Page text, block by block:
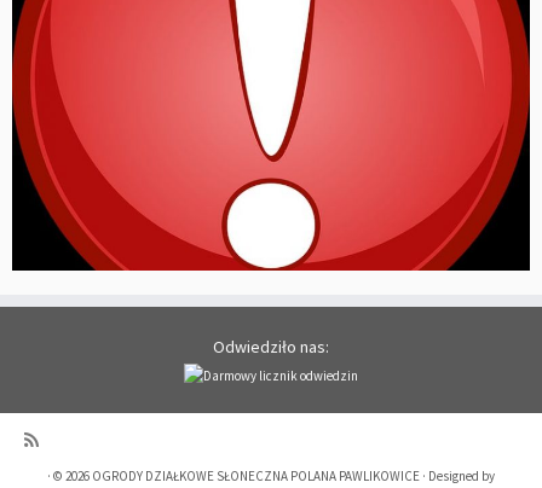
Odwiedziło nas:
· © 2026 OGRODY DZIAŁKOWE SŁONECZNA POLANA PAWLIKOWICE · Designed by